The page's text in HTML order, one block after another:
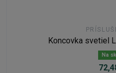
Koncovka svetiel
Na